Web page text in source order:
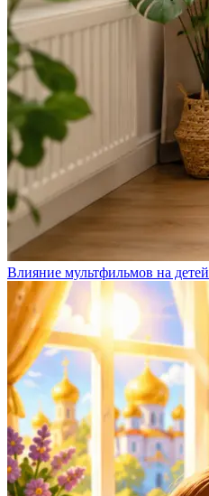
Влияние мультфильмов на детей